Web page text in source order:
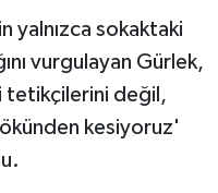
yalnızca sokaktaki
vurgulayan Gürlek,
tetikçilerini değil,
kesiyoruz'